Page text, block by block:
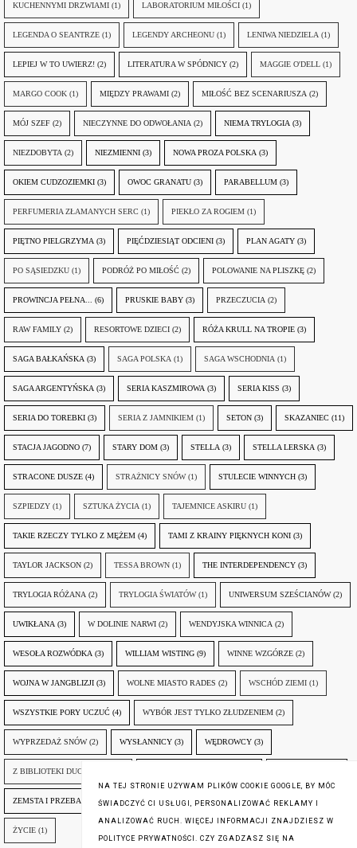
KUCHENNYMI DRZWIAMI (1) LABORATORIUM MIŁOŚCI (1)
LEGENDA O SEANTRZE (1) LEGENDY ARCHEONU (1) LENIWA NIEDZIELA (1)
LEPIEJ W TO UWIERZ! (2) LITERATURA W SPÓDNICY (2) MAGGIE O'DELL (1)
MARGO COOK (1) MIĘDZY PRAWAMI (2) MIŁOŚĆ BEZ SCENARIUSZA (2)
MÓJ SZEF (2) NIECZYNNE DO ODWOŁANIA (2) NIEMA TRYLOGIA (3)
NIEZDOBYTA (2) NIEZMIENNI (3) NOWA PROZA POLSKA (3)
OKIEM CUDZOZIEMKI (3) OWOC GRANATU (3) PARABELLUM (3)
PERFUMERIA ZŁAMANYCH SERC (1) PIEKŁO ZA ROGIEM (1)
PIĘTNO PIELGRZYMA (3) PIĘĆDZIESIĄT ODCIENI (3) PLAN AGATY (3)
PO SĄSIEDZKU (1) PODRÓŻ PO MIŁOŚĆ (2) POLOWANIE NA PLISZKĘ (2)
PROWINCJA PEŁNA... (6) PRUSKIE BABY (3) PRZECZUCIA (2)
RAW FAMILY (2) RESORTOWE DZIECI (2) RÓŻA KRULL NA TROPIE (3)
SAGA BAŁKAŃSKA (3) SAGA POLSKA (1) SAGA WSCHODNIA (1)
SAGA ARGENTYŃSKA (3) SERIA KASZMIROWA (3) SERIA KISS (3)
SERIA DO TOREBKI (3) SERIA Z JAMNIKIEM (1) SETON (3) SKAZANIEC (11)
STACJA JAGODNO (7) STARY DOM (3) STELLA (3) STELLA LERSKA (3)
STRACONE DUSZE (4) STRAŻNICY SNÓW (1) STULECIE WINNYCH (3)
SZPIEDZY (1) SZTUKA ŻYCIA (1) TAJEMNICE ASKIRU (1)
TAKIE RZECZY TYLKO Z MĘŻEM (4) TAMI Z KRAINY PIĘKNYCH KONI (3)
TAYLOR JACKSON (2) TESSA BROWN (1) THE INTERDEPENDENCY (3)
TRYLOGIA RÓŻANA (2) TRYLOGIA ŚWIATÓW (1) UNIWERSUM SZEŚCIANÓW (2)
UWIKŁANA (3) W DOLINIE NARWI (2) WENDYJSKA WINNICA (2)
WESOŁA ROZWÓDKA (3) WILLIAM WISTING (9) WINNE WZGÓRZE (2)
WOJNA W JANGBLIZJI (3) WOLNE MIASTO RADES (2) WSCHÓD ZIEMI (1)
WSZYSTKIE PORY UCZUĆ (4) WYBÓR JEST TYLKO ZŁUDZENIEM (2)
WYPRZEDAŻ SNÓW (2) WYSŁANNICY (3) WĘDROWCY (3)
Z BIBLIOTEKI DUCHA GÓR
ZEMSTA I PRZEBACZENIE (6) ŚLADY ZBRODNI (3) ŻYCIA W ŻYCIU (3)
ŻYCIE (1)
NA TEJ STRONIE UŻYWAM PLIKÓW COOKIE GOOGLE, BY MÓC
ŚWIADCZYĆ CI USŁUGI, PERSONALIZOWAĆ REKLAMY I
ANALIZOWAĆ RUCH. WIĘCEJ INFORMACJI ZNAJDZIESZ W
POLITYCE PRYWATNOŚCI. CZY ZGADZASZ SIĘ NA